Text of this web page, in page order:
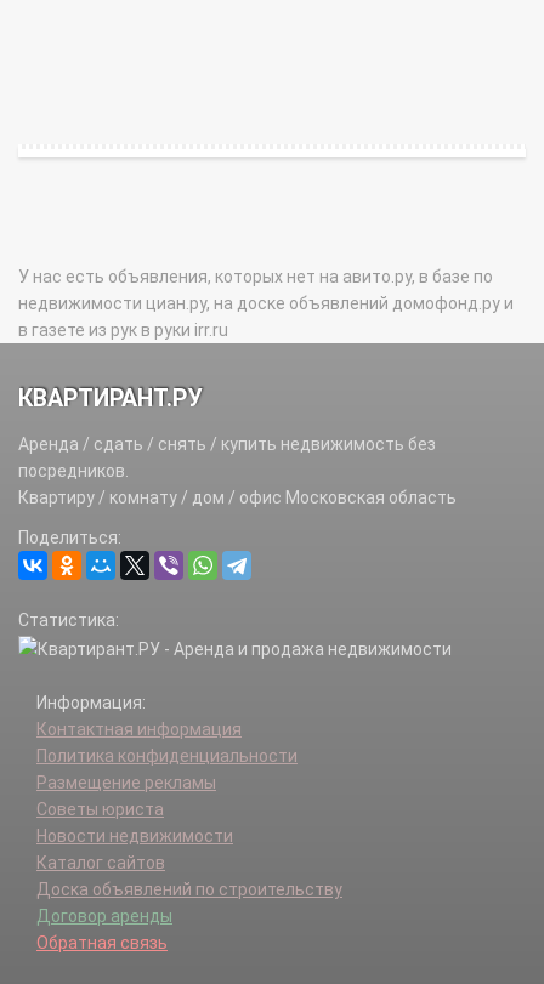
У нас есть объявления, которых нет на авито.ру, в базе по
недвижимости циан.ру, на доске объявлений домофонд.ру и
в газете из рук в руки irr.ru
КВАРТИРАНТ.РУ
Аренда / сдать / снять / купить недвижимость без
посредников.
Квартиру / комнату / дом / офис Московская область
Поделиться:
Статистика:
Информация:
Контактная информация
Политика конфиденциальности
Размещение рекламы
Советы юриста
Новости недвижимости
Каталог сайтов
Доска объявлений по строительству
Договор аренды
Обратная связь